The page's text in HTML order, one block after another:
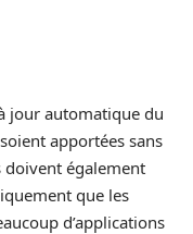
jour automatique du
apportées sans
également
que les
d’applications